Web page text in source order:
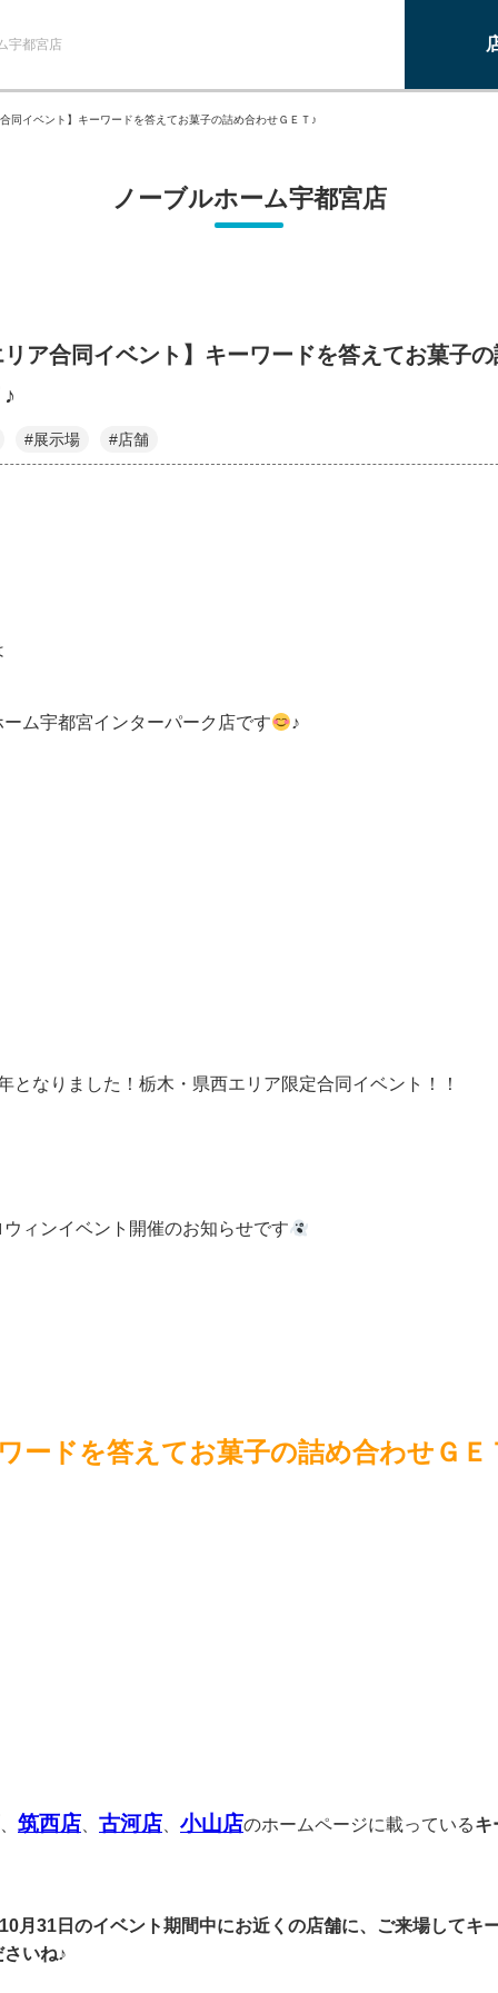
宇都宮店
合同イベント】キーワードを答えてお菓子の詰め合わせＧＥＴ♪
ノーブルホーム宇都宮店
リア合同イベント】キーワードを答えてお菓子
#展示場 #店舗
ーム宇都宮インターパーク店です ♪
となりました！栃木・県西エリア限定合同イベント！！
ィンイベント開催のお知らせです
ードを答えてお菓子の詰め合わせＧＥ
筑西店 古河店 小山店のホームページに載っているキ
月31日のイベント期間中にお近くの店舗に、ご来場してキ
いね♪